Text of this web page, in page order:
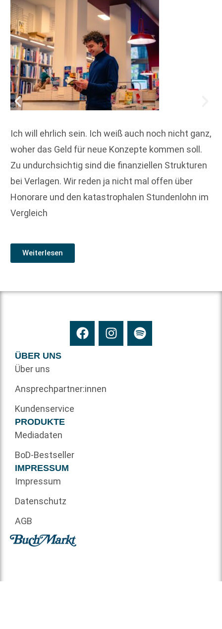
Ich will ehrlich sein. Ich weiß auch noch nicht ganz,
woher das Geld für neue Konzepte kommen soll.
Zu undurchsichtig sind die finanziellen Strukturen
bei Verlagen. Wir reden ja nicht mal offen über
Honorare und den katastrophalen Stundenlohn im
Vergleich
Weiterlesen
ÜBER UNS
Über uns
Ansprechpartner:innen
Kundenservice
PRODUKTE
Mediadaten
BoD-Bestseller
IMPRESSUM
Impressum
Datenschutz
AGB